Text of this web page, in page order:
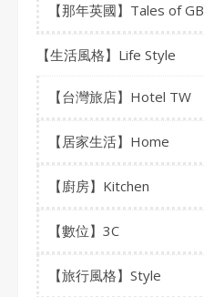
【那年英國】Tales of GB
【生活風格】Life Style
【台灣旅店】Hotel TW
【居家生活】Home
【廚房】Kitchen
【數位】3C
【旅行風格】Style